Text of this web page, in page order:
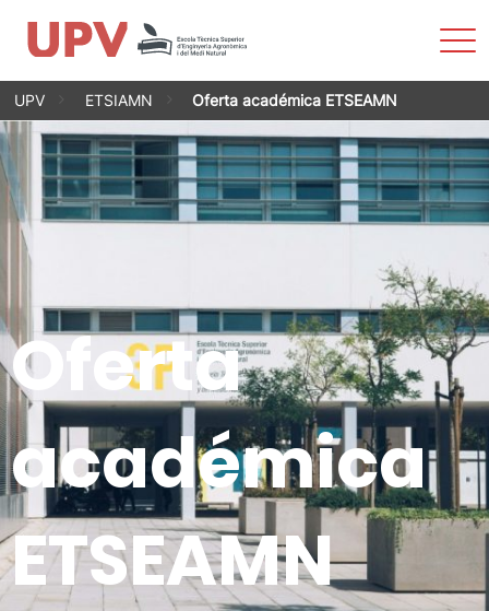
Saltar
contenido
UPV ETSIAMN Oferta académica ETSEAMN
Oferta
académica
ETSEAMN